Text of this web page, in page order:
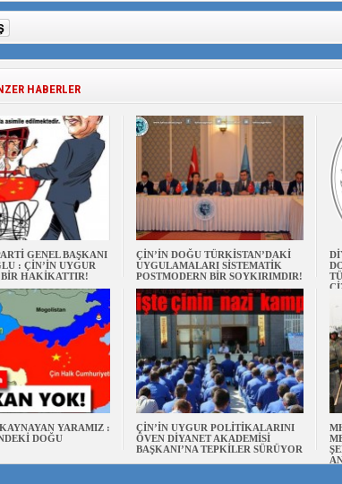
HABERLER
GENEL BAŞKANI
: ÇİN’İN UYGUR
HAKİKATTIR!
ÇİN’İN DOĞU TÜRKİSTAN’DAKİ
UYGULAMALARI SİSTEMATİK
POSTMODERN BİR SOYKIRIMDIR!
YARAMIZ :
DOĞU
ÇİN’İN UYGUR POLİTİKALARINI
ÖVEN DİYANET AKADEMİSİ
BAŞKANI’NA TEPKİLER SÜRÜYOR